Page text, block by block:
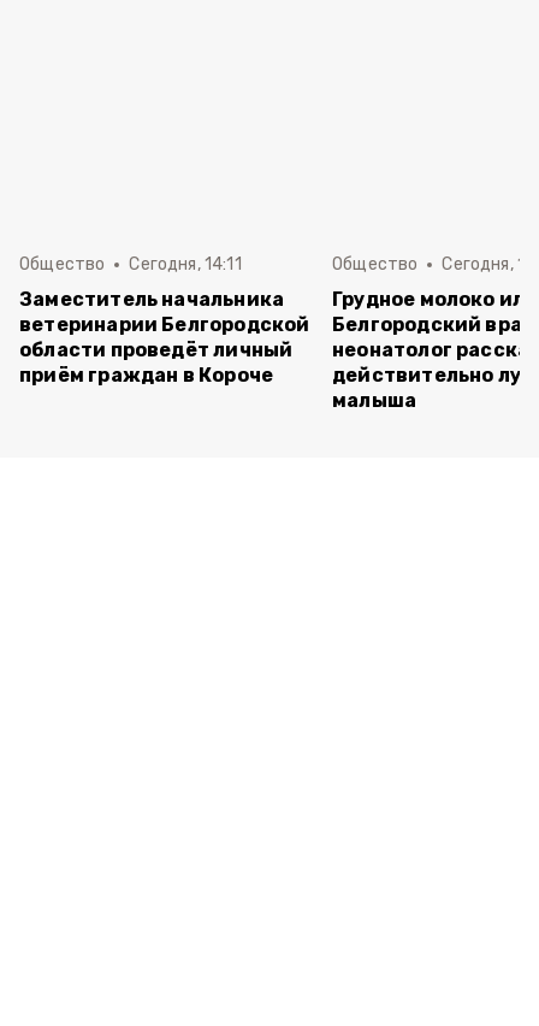
Общество Сегодня, 14:11
Заместитель начальника
ветеринарии Белгородской
области проведёт личный
приём граждан в Короче
Общество Сегодня,
Грудное молоко
Белгородский
неонатолог
действительно
малыша